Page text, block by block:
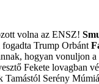
volna az ENSZ!
Trump Orbánt
hogyan vonuljon a
Fekete lovagban
Tamástól Serény